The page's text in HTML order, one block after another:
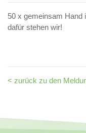
50 x gemeinsam Hand
dafür stehen wir!
< zurück zu den